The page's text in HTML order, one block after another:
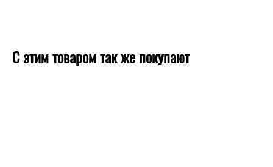
С этим товаром так же покупают